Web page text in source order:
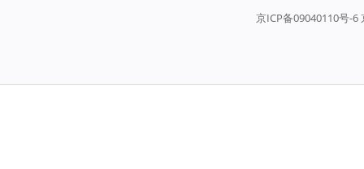
京ICP备09040110号-6